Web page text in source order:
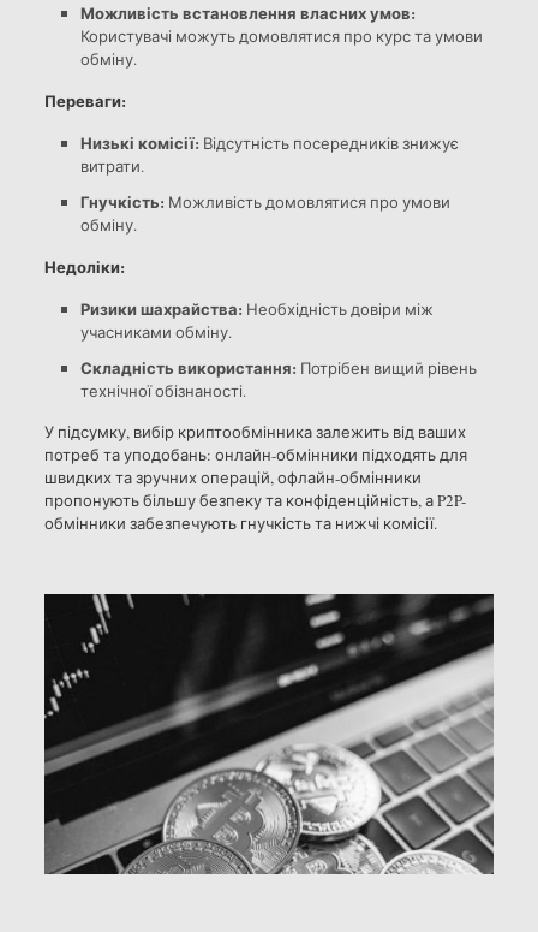
Можливість встановлення власних умов:
Користувачі можуть домовлятися про курс та умови
обміну.
Переваги:
Низькі комісії: Відсутність посередників знижує
витрати.
Гнучкість: Можливість домовлятися про умови
обміну.
Недоліки:
Ризики шахрайства: Необхідність довіри між
учасниками обміну.
Складність використання: Потрібен вищий рівень
технічної обізнаності.
У підсумку, вибір криптообмінника залежить від ваших
потреб та уподобань: онлайн-обмінники підходять для
швидких та зручних операцій, офлайн-обмінники
пропонують більшу безпеку та конфіденційність, а P2P-
обмінники забезпечують гнучкість та нижчі комісії.